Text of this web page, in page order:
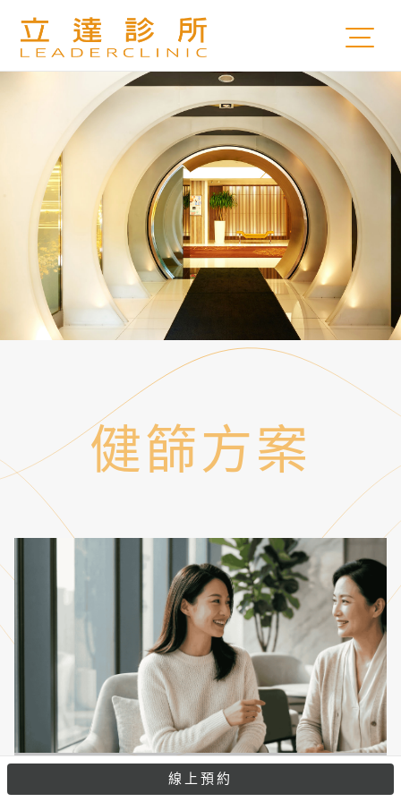
線上預約
健篩方案
2026年4-7月母親